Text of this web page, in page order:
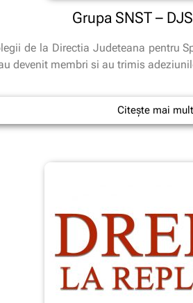
Grupa SNST –
de la Directia Judeteana pentru
devenit membri si au trimis
Citește mai mult